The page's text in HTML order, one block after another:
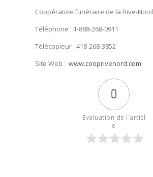
Coopérative funéraire de la Rive-Nord
Téléphone : 1-888-268-0911
Télécopieur : 418-268-3852
Site Web :www.cooprivenord.com
0
Évaluation de l'articl
e